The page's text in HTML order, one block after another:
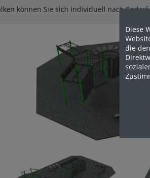
können Sie sich individuell nach
Diese
die